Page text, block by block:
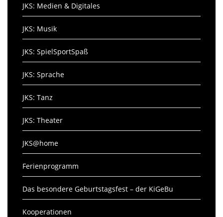
JKS: Medien & Digitales
JKS: Musik
JKS: SpielSportSpaß
JKS: Sprache
JKS: Tanz
JKS: Theater
JKS@home
Ferienprogramm
Das besondere Geburtstagsfest – der KiGeBu
Kooperationen